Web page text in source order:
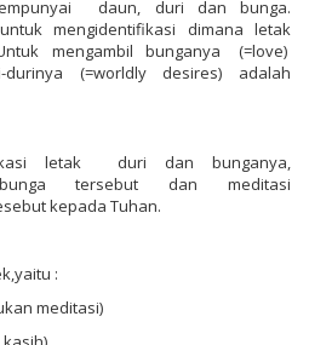
daun, duri dan bunga.
mengidentifikasi dimana letak
mengambil bunganya (=love)
(=worldly desires) adalah
letak duri dan bunganya,
tersebut dan meditasi
kepada Tuhan.
:
meditasi)